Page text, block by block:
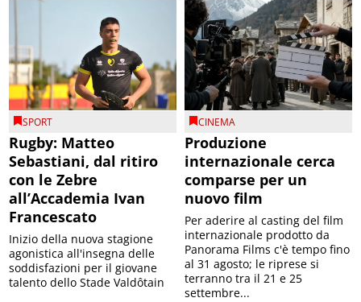
SPORT
Rugby: Matteo
Sebastiani, dal ritiro
con le Zebre
all’Accademia Ivan
Francescato
Inizio della nuova stagione
agonistica all'insegna delle
soddisfazioni per il giovane
talento dello Stade Valdôtain
CINEMA
Produzione
internazionale cerca
comparse per un
nuovo film
Per aderire al casting del film
internazionale prodotto da
Panorama Films c'è tempo fino
al 31 agosto; le riprese si
terranno tra il 21 e 25
settembre...